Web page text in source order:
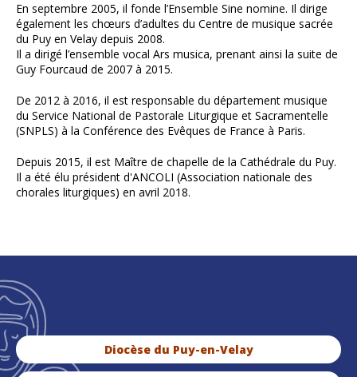
En septembre 2005, il fonde l’Ensemble Sine nomine. Il dirige
également les chœurs d’adultes du Centre de musique sacrée
du Puy en Velay depuis 2008.
Il a dirigé l’ensemble vocal Ars musica, prenant ainsi la suite de
Guy Fourcaud de 2007 à 2015.
De 2012 à 2016, il est responsable du département musique
du Service National de Pastorale Liturgique et Sacramentelle
(SNPLS) à la Conférence des Evêques de France à Paris.
Depuis 2015, il est Maître de chapelle de la Cathédrale du Puy.
Il a été élu président d'ANCOLI (Association nationale des
chorales liturgiques) en avril 2018.
Diocèse du Puy-en-Velay